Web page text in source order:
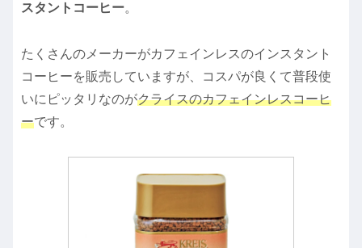
スタントコーヒー。
たくさんのメーカーがカフェインレスのインスタント
コーヒーを販売していますが、コスパが良くて普段使
いにピッタリなのがクライスのカフェインレスコーヒ
ーです。